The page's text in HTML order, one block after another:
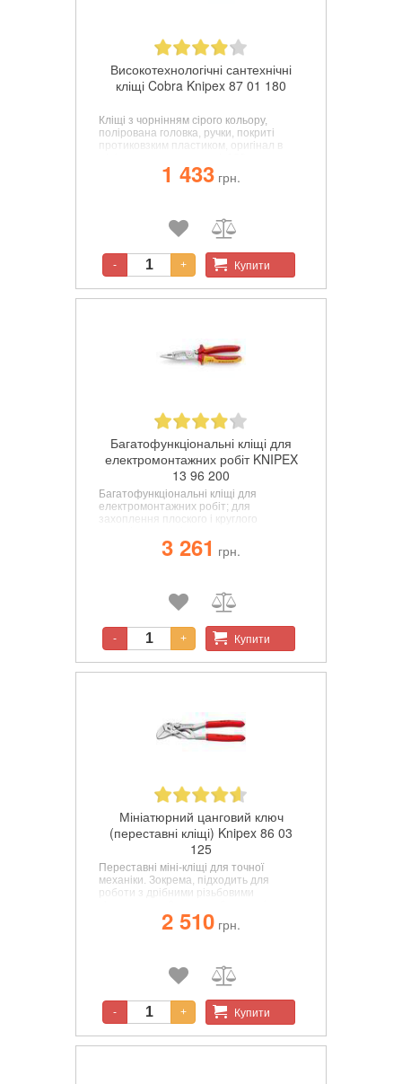
Високотехнологічні сантехнічні
кліщі Cobra Knipex 87 01 180
Кліщі з чорнінням сірого кольору,
полірована головка, ручки, покриті
протиковзким пластиком, оригінал в
1 433 грн.
- + Купити
Багатофункціональні кліщі для
електромонтажних робіт KNIPEX
13 96 200
Багатофункціональні кліщі для
електромонтажних робіт; для
захоплення плоского і круглого
різання кабелю, видалення ізоляції і
опресування контактних гільз.
3 261 грн.
- + Купити
Мініатюрний цанговий ключ
(переставні кліщі) Knipex 86 03
125
Переставні міні-кліщі для точної
механіки. Зокрема, підходить для
роботи з дрібними різьбовими
умовах браку місця. Високе зусилля
фіксації за допомогою 10-кратного
2 510 грн.
- + Купити